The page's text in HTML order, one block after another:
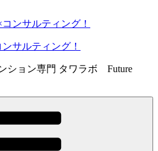
サルティング！
ション専門 タワラボ Future